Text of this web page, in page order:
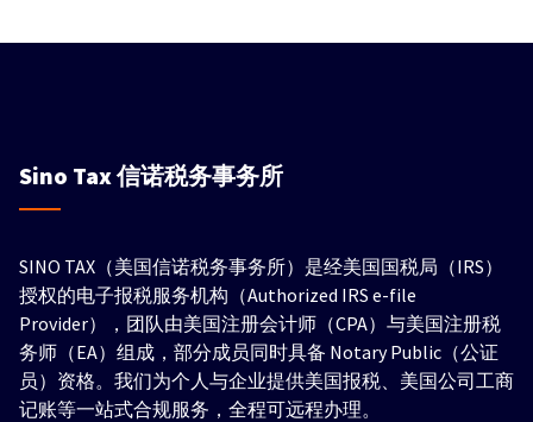
Sino Tax信诺税务事务所
SINO TAX（美国信诺税务事务所）是经美国国税局（IRS）
授权的电子报税服务机构（Authorized IRS e-file
Provider），团队由美国注册会计师（CPA）与美国注册税
务师（EA）组成，部分成员同时具备 Notary Public（公证
员）资格。我们为个人与企业提供美国报税、美国公司工商
记账等一站式合规服务，全程可远程办理。